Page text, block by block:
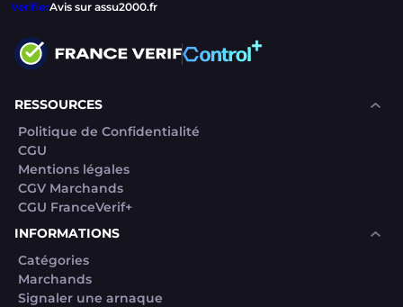
VerifierAvis sur assu2000.fr
RESSOURCES
Politique de Confidentialité
CGU
Mentions légales
CGV Marchands
CGU FranceVerif+
INFORMATIONS
Catégories
Marchands
Signaler une arnaque